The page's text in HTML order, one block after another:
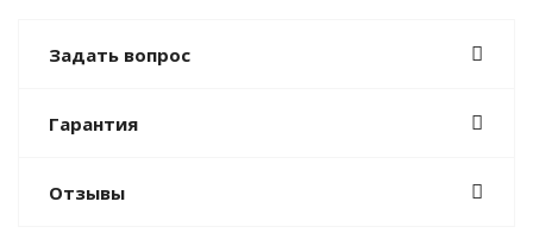
Задать вопрос
Гарантия
Отзывы